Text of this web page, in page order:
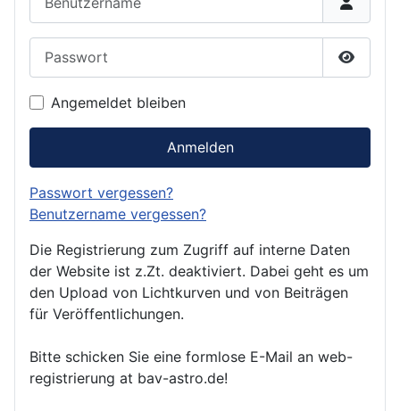
Angemeldet bleiben
Anmelden
Passwort vergessen?
Benutzername vergessen?
Die Registrierung zum Zugriff auf interne Daten
der Website ist z.Zt. deaktiviert. Dabei geht es um
den Upload von Lichtkurven und von Beiträgen
für Veröffentlichungen.
Bitte schicken Sie eine formlose E-Mail an web-
registrierung at bav-astro.de!